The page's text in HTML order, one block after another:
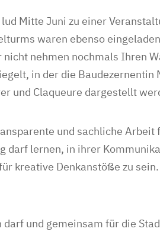
Mitte Juni zu einer
waren ebenso
nehmen nochmals Ihren
in der die Baudezernentin
und Claqueure dargestellt
und sachliche Arbeit
darf lernen, in ihrer
kreative Denkanstöße zu
und gemeinsam für die